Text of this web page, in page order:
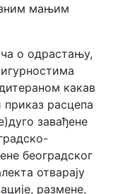
мањим
о одрастању,
какав
приказ расцепа
завађене
београдског
отварају
размене,